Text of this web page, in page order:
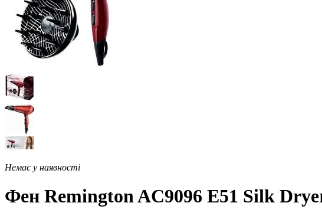
Немає у наявності
Фен Remington AC9096 E51 Silk